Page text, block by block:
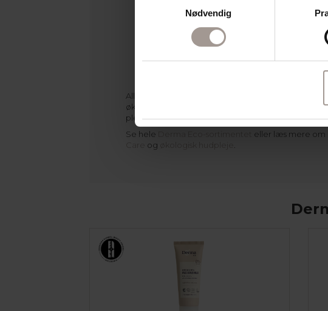
Nødvendig
age creme med E-vitamin og hyaluronsyre,
Derma Eco Firming Anti-age Serum (30 ml) –
fugtbombe med E-vitamin og hyaluronsyre,
Bomuldspose lavet i 100% GOTS-certificeret
Alle Derma-produkter er Svanemærket,
økologisk certificeret og uden parfume og unødig
pleje din hud med god samvittighed.
Se hele
eller læs mere om
og økologisk hudpleje .